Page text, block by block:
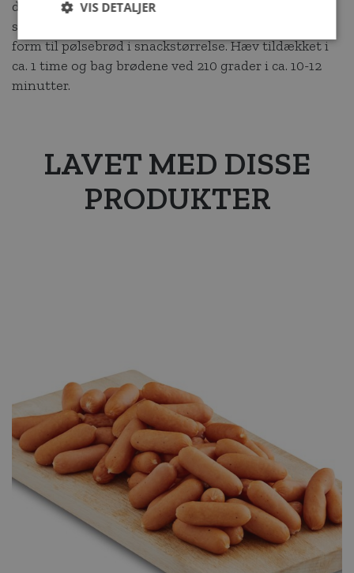
det bløde smør i og ælt igennem til dejen er glat og
smidig. Lad det hæve til dobbelt størrelse. Ælt og
form til pølsebrød i snackstørrelse. Hæv tildækket i
ca. 1 time og bag brødene ved 210 grader i ca. 10-12
minutter.
LAVET MED DISSE
PRODUKTER
VIS DETALJER